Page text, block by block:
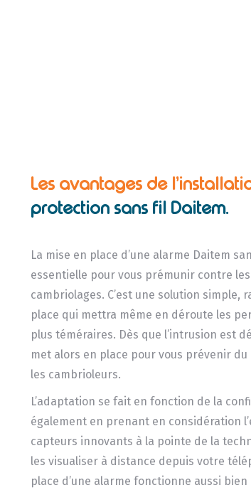
Les avantages de
protection sans fil Daitem.
La mise en place d’une alarme Daitem
essentielle pour vous prémunir contre
cambriolages. C’est une solution simple,
place qui mettra même en déroute les
plus téméraires. Dès que l’intrusion est
met alors en place pour vous prévenir
les cambrioleurs.
L’adaptation se fait en fonction de la
également en prenant en considération
capteurs innovants à la pointe de la
les visualiser à distance depuis votre
place d’une alarme fonctionne aussi